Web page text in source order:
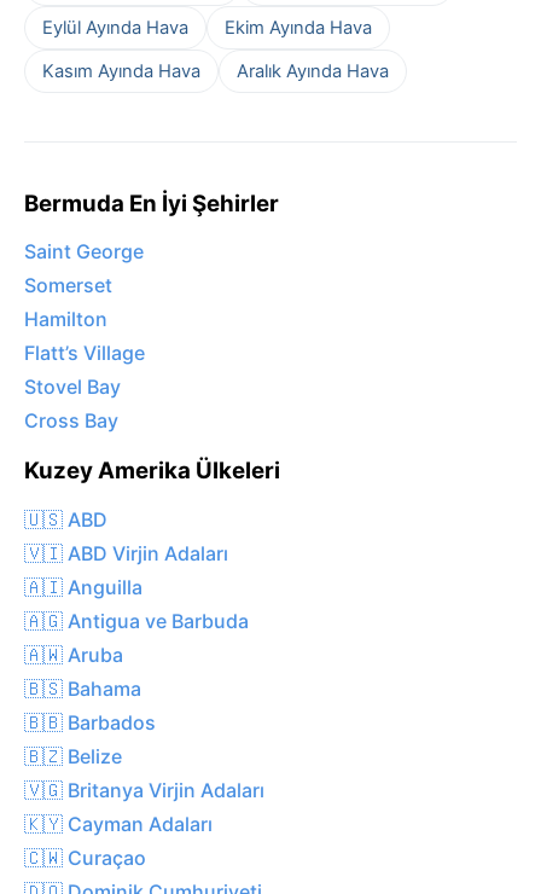
Eylül Ayında Hava
Ekim Ayında Hava
Kasım Ayında Hava
Aralık Ayında Hava
Bermuda En İyi Şehirler
Saint George
Somerset
Hamilton
Flatt’s Village
Stovel Bay
Cross Bay
Kuzey Amerika Ülkeleri
🇺🇸 ABD
🇻🇮 ABD Virjin Adaları
🇦🇮 Anguilla
🇦🇬 Antigua ve Barbuda
🇦🇼 Aruba
🇧🇸 Bahama
🇧🇧 Barbados
🇧🇿 Belize
🇻🇬 Britanya Virjin Adaları
🇰🇾 Cayman Adaları
🇨🇼 Curaçao